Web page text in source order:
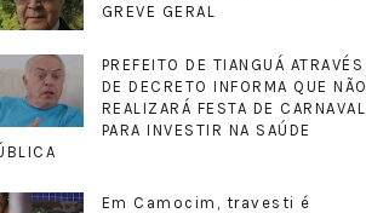
GREVE GERAL
PREFEITO DE TIANGUÁ ATRAVÉS
DE DECRETO INFORMA QUE NÃO
REALIZARÁ FESTA DE CARNAVAL
PARA INVESTIR NA SAÚDE
Em Camocim, travesti é